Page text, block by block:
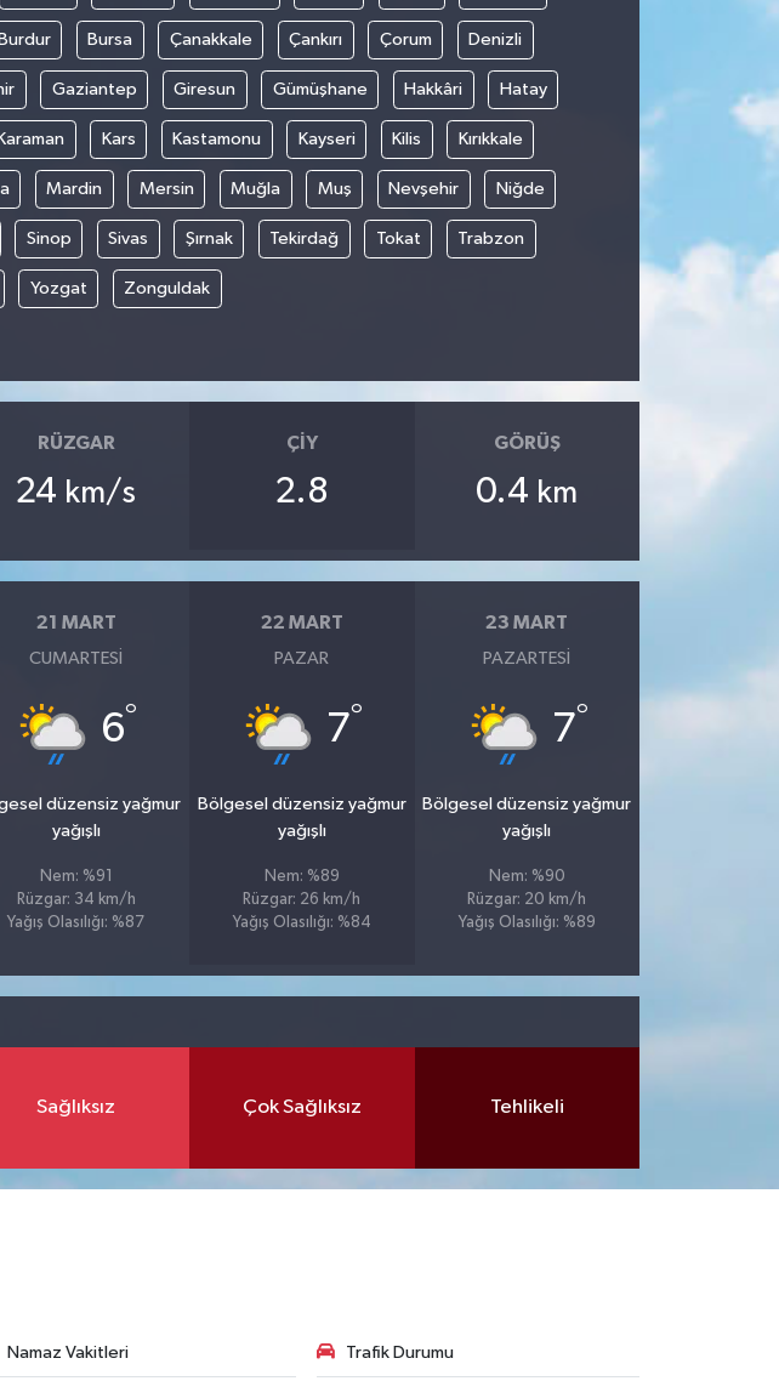
Burdur Bursa Çanakkale Çankırı Çorum Denizli
Gaziantep Giresun Gümüşhane Hakkâri Hatay
Karaman Kars Kastamonu Kayseri Kilis Kırıkkale
Mardin Mersin Muğla Muş Nevşehir Niğde
Sinop Sivas Şırnak Tekirdağ Tokat Trabzon
Yozgat Zonguldak
RÜZGAR
24 km/s
ÇIY
2.8
GÖRÜŞ
0.4 km
21 MART
CUMARTESI
6°
düzensiz yağmur
yağışlı
Nem: %91
Rüzgar: 34 km/h
Yağış Olasılığı: %87
22 MART
PAZAR
7°
Bölgesel düzensiz yağmur
yağışlı
Nem: %89
Rüzgar: 26 km/h
Yağış Olasılığı: %84
23 MART
PAZARTESI
7°
Bölgesel düzensiz yağmur
yağışlı
Nem: %90
Rüzgar: 20 km/h
Yağış Olasılığı: %89
Sağlıksız Çok Sağlıksız Tehlikeli
Namaz Vakitleri Trafik Durumu